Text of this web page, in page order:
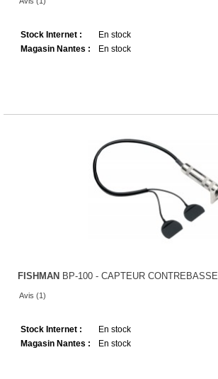
Stock Internet :
En stock
Magasin Nantes :
En stock
FISHMAN BP-100 - CAPTEUR CONTREBASSE
Avis (1)
Stock Internet :
En stock
Magasin Nantes :
En stock